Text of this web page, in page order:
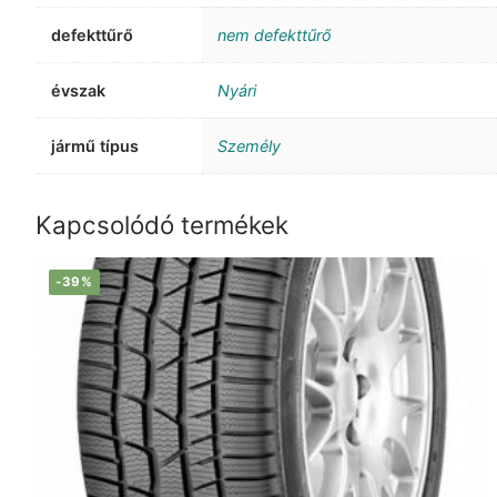
defekttűrő nem defekttűrő
évszak Nyári
jármű típus Személy
Kapcsolódó termékek
-39%